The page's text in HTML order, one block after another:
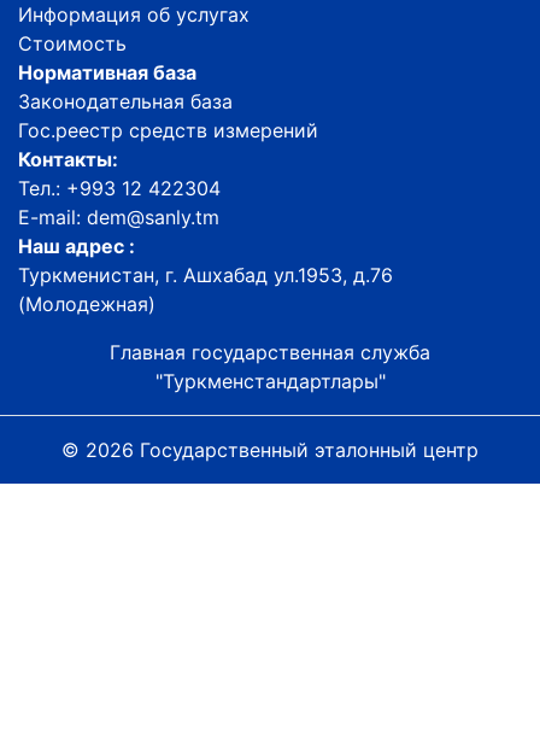
Информация об услугах
Стоимость
Нормативная база
Законодательная база
Гос.реестр средств измерений
Контакты:
Тел.: +993 12 422304
E-mail: dem@sanly.tm
Наш адрес :
Туркменистан, г. Ашхабад ул.1953, д.76
(Молодежная)
Главная государственная служба
"Туркменстандартлары"
© 2026 Государственный эталонный центр